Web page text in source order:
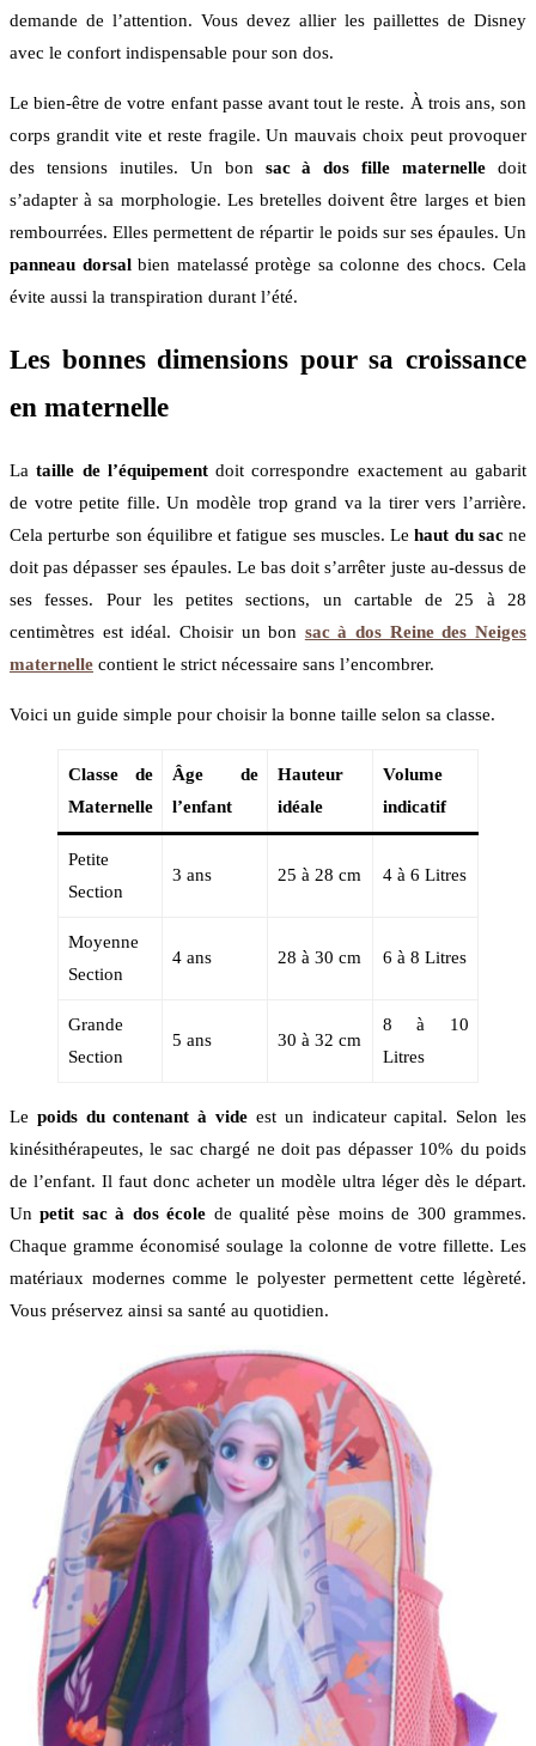
demande de l’attention. Vous devez allier les paillettes de Disney
avec le confort indispensable pour son dos.
Le bien-être de votre enfant passe avant tout le reste. À trois ans, son
corps grandit vite et reste fragile. Un mauvais choix peut provoquer
des tensions inutiles. Un bon sac à dos fille maternelle doit
s’adapter à sa morphologie. Les bretelles doivent être larges et bien
rembourrées. Elles permettent de répartir le poids sur ses épaules. Un
panneau dorsalbien matelassé protège sa colonne des chocs. Cela
évite aussi la transpiration durant l’été.
Les bonnes dimensions pour sa croissance
en maternelle
La taille de l’équipement doit correspondre exactement au gabarit
de votre petite fille. Un modèle trop grand va la tirer vers l’arrière.
Cela perturbe son équilibre et fatigue ses muscles. Le haut du sacne
doit pas dépasser ses épaules. Le bas doit s’arrêter juste au-dessus de
ses fesses. Pour les petites sections, un cartable de 25 à 28
centimètres est idéal. Choisir un bon sac à dos Reine des Neiges
maternelle contient le strict nécessaire sans l’encombrer.
Voici un guide simple pour choisir la bonne taille selon sa classe.
Classe de
Maternelle
Âge de
l’enfant
Hauteur
idéale
Volume
indicatif
Petite
Section
3 ans 25 à 28 cm 4 à 6 Litres
Moyenne
Section
4 ans 28 à 30 cm 6 à 8 Litres
Grande
Section
5 ans 30 à 32 cm
8 à 10
Litres
Le poids du contenant à vide est un indicateur capital. Selon les
kinésithérapeutes, le sac chargé ne doit pas dépasser 10% du poids
de l’enfant. Il faut donc acheter un modèle ultra léger dès le départ.
Unpetit sac à dos école de qualité pèse moins de 300 grammes.
Chaque gramme économisé soulage la colonne de votre fillette. Les
matériaux modernes comme le polyester permettent cette légèreté.
Vous préservez ainsi sa santé au quotidien.